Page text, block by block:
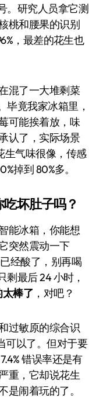
。研究人员拿它测
桃和腰果的识别
，最差的花生也
混了一大堆剩菜
毕竟我家冰箱里，
可能挨着放，味
认了，实际场景
气味很像，传感
掉到 80%多。
坏肚子吗？
能冰箱，你能想
突然震动一下
经酸了，别再喝
剩最后 24 小时，
棒了 ，对吧？
过敏原的综合识
可以了。但对于要
错误率还是有
重，它却说花生
是闹着玩的了。